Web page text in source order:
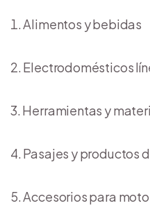
Alimentos y bebidas
Electrodomésticos
Herramientas y
Pasajes y productos
Accesorios para